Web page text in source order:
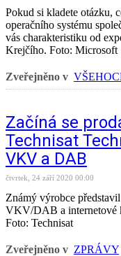
Pokud si kladete otázku,
operačního systému
vás charakteristiku od
Krejčího. Foto: Microsoft
Zveřejněno v
Začíná se
Technisat
VKV a DAB
čtvrtek, 24 září 2020 00:00
Známý výrobce
VKV/DAB a internetové
Foto: Technisat
Zveřejněno v ZPRÁVY